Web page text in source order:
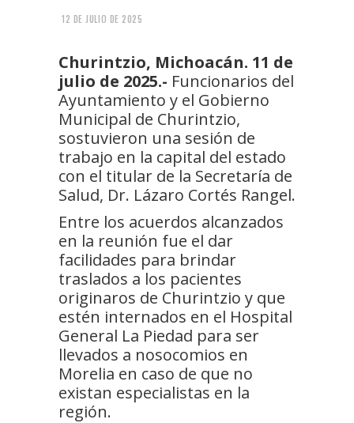
12 DE JULIO DE 2025
Churintzio, Michoacán. 11 de
julio de 2025.- Funcionarios del
Ayuntamiento y el Gobierno
Municipal de Churintzio,
sostuvieron una sesión de
trabajo en la capital del estado
con el titular de la Secretaría de
Salud, Dr. Lázaro Cortés Rangel.
Entre los acuerdos alcanzados
en la reunión fue el dar
facilidades para brindar
traslados a los pacientes
originaros de Churintzio y que
estén internados en el Hospital
General La Piedad para ser
llevados a nosocomios en
Morelia en caso de que no
existan especialistas en la
región.